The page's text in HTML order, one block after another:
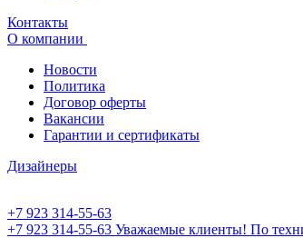
Контакты
О компании
Новости
Политика
Договор оферты
Вакансии
Гарантии и сертификаты
Дизайнеры
+7 923 314-55-63
+7 923 314-55-63 Уважаемые клиенты! По